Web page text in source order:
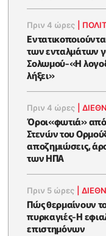
Πριν 4 ώρες
των ενταλμάτων
Σολωμού-«Η
λήξει»
Πριν 4 ώρες |
Όροι«φωτιά» από
Στενών του
αποζημιώσεις,
των ΗΠΑ
Πριν 5 ώρες |
Πώς θερμαίνουν
πυρκαγιές-Η
επιστημόνων